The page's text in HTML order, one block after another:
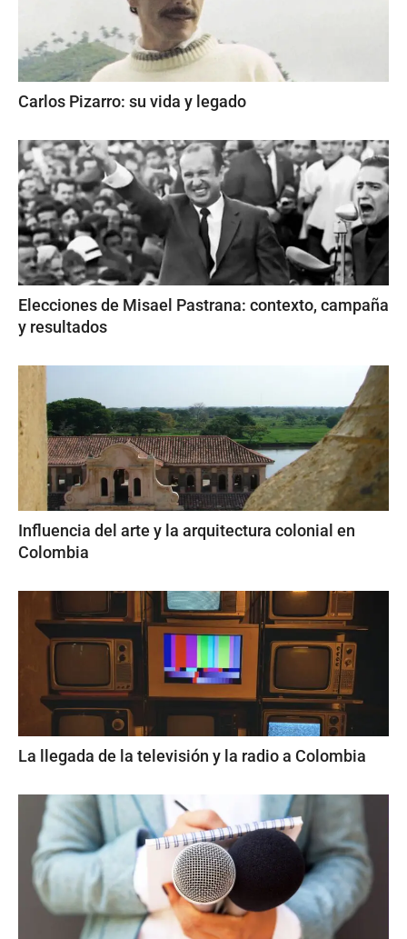
Carlos Pizarro: su vida y legado
Elecciones de Misael Pastrana: contexto, campaña
y resultados
Influencia del arte y la arquitectura colonial en
Colombia
La llegada de la televisión y la radio a Colombia